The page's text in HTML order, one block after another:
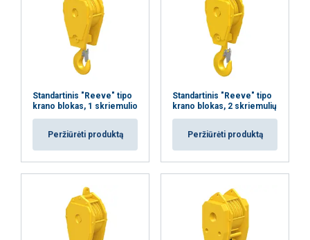
Standartinis "Reeve" tipo
krano blokas, 1 skriemulio
Peržiūrėti produktą
Standartinis "Reeve" tipo
krano blokas, 2 skriemulių
Peržiūrėti produktą